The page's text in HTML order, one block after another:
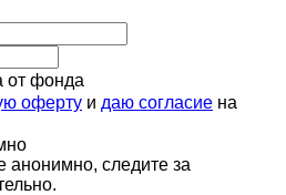
от фонда
оферту и даю согласие на
анонимно, следите за